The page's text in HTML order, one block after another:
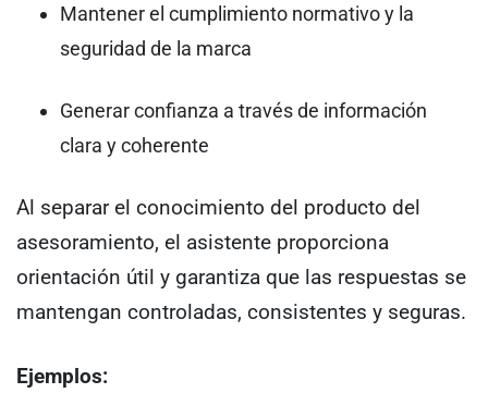
Mantener el cumplimiento normativo y la
seguridad de la marca
Generar confianza a través de información
clara y coherente
Al separar el conocimiento del producto del
asesoramiento, el asistente proporciona
orientación útil y garantiza que las respuestas se
mantengan controladas, consistentes y seguras.
Ejemplos: